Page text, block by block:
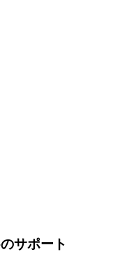
サポート